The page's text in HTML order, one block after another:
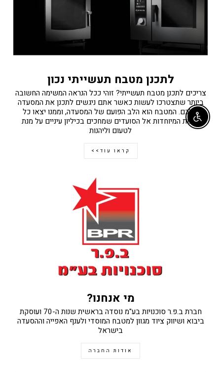
לתכנן מטבח תעשייתי נכון
צריכים לתכנן מטבח תעשייתי? זוהי ככל הנראה המשימה החשובה
ביותר שתצטרכו לעשות כאשר אתם ניגשים לתכנן את המסעדה
שלכם. המטבח הוא הלב הפועם של המסעדה, וממנו יצאו כל
המנות המיוחדות אל הסועדים שמחכים בכיליון עיניים על מנת
לטעום וליהנות
קראו עוד>>
מי אנחנו?
חברת ב.פ.ר סוכנויות בע"מ נוסדה בראשית שנות ה-70 ועוסקת
ביבוא ושיווק ציוד מגוון למטבח המוסדי ולענף האפייה וההסעדה
בישראל
אודות החברה
Enable accessibility